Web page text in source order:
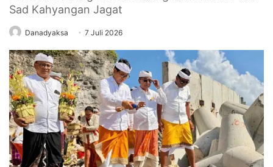
Sad Kahyangan Jagat
Danadyaksa 7 Juli 2026